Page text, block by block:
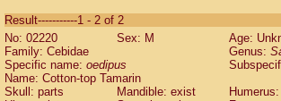
CebidaeSaguinus labiatus(0)
Cebidae Saguinus leucopus (0)
Cebidae
CebidaeSaguinus mystax
Cebidae Saguinus nigricollis (1)
Result-----------1 - 2 of 2
No: 02220
Sex: M
Age:
Family: Cebidae
Genus:
Specific name: oedipus
Name: Cotton-top Tamarin
Skull: parts
Mandible: exist